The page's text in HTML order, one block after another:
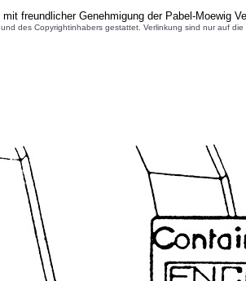
freundlicher Genehmigung der Pabel-Moewig
des Copyrightinhabers gestattet. Verlinkung sind nur auf die